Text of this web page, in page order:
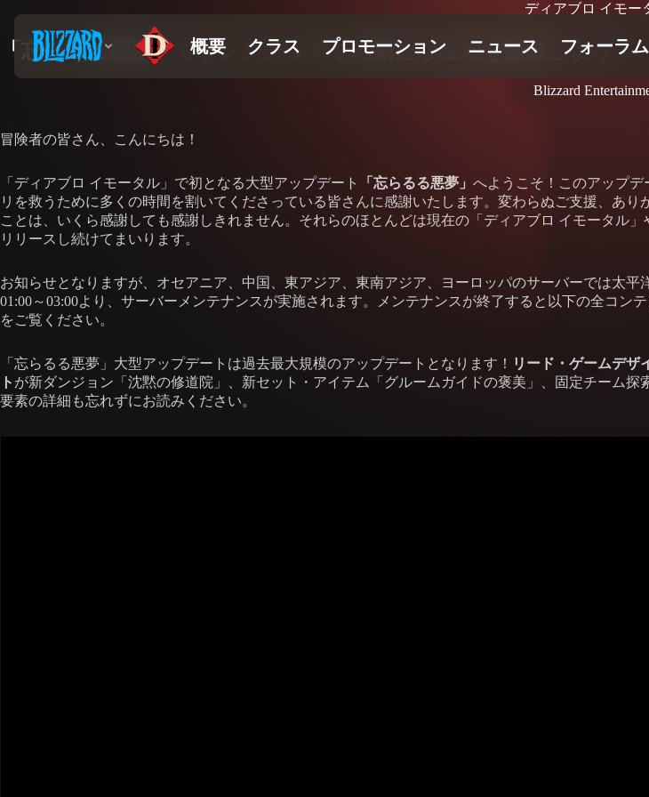
ディアブロ イモー
「忘らるる悪夢」でサンクチュアリの新たな土地を踏破しよう
Blizzard
冒険者の皆さん、こんにちは！
「ディアブロ イモータル」で初となる大型アップデート 「忘らるる悪夢」 へようこそ！このアップ
リを救うために多くの時間を割いてくださっている皆さんに感謝いたします。変わらぬご支援、あ
ことは、いくら感謝しても感謝しきれません。それらのほとんどは現在の「ディアブロ イモータル
リリースし続けてまいります。
お知らせとなりますが、オセアニア、中国、東アジア、東南アジア、ヨーロッパのサーバーでは太平
01:00～03:00より、サーバーメンテナンスが実施されます。メンテナンスが終了すると以下の全コ
をご覧ください。
「忘らるる悪夢」大型アップデートは過去最大規模のアップデートとなります！ リード・ゲームデザ
ト が新ダンジョン「沈黙の修道院」、新セット・アイテム「グルームガイドの褒美」、固定チーム
要素の詳細も忘れずにお読みください。